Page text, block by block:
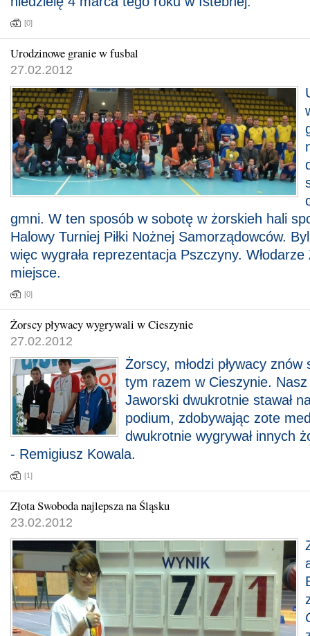
[0]
Urodzinowe granie w fusbal
27.02.2012
gmni. W ten sposób w sobotę w żorskieh hali
Halowy Turniej Piłki Nożnej Samorządowców.
więc wygrała reprezentacja Pszczyny.
miejsce.
[0]
Żorscy pływacy wygrywali w Cieszynie
27.02.2012
Żorscy, młodzi pływacy
tym razem w Cieszynie.
Jaworski dwukrotnie stawał
podium, zdobywając zote
dwukrotnie wygrywał innych
- Remigiusz Kowala.
[1]
Złota Swoboda najlepsza na Śląsku
23.02.2012